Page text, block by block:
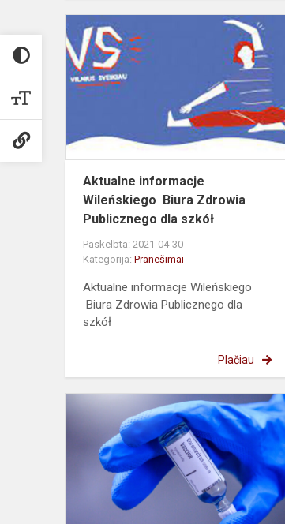
Aktualne informacje
Wileńskiego Biura Zdrowia
Publicznego dla szkół
Paskelbta: 2021-04-30
Kategorija: Pranešimai
Aktualne informacje Wileńskiego
Biura Zdrowia Publicznego dla
szkół
Plačiau